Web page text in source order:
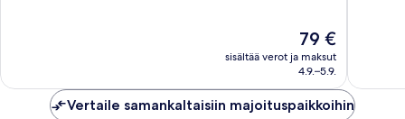
Hinta
on
79 €
79 €
sisältää verot ja maksut
4.9.–5.9.
Vertaile samankaltaisiin majoituspaikkoihin